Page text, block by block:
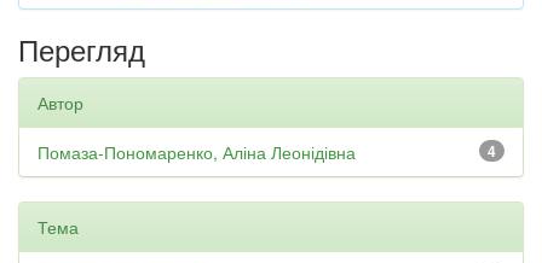
Перегляд
Автор
4
Помаза-Пономаренко, Аліна Леонідівна
Тема